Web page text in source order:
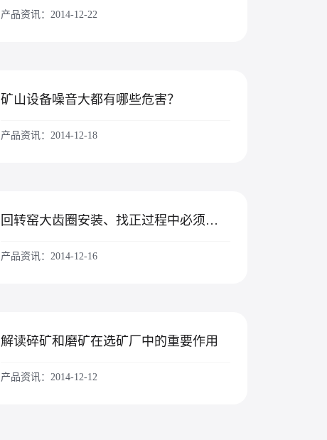
产品资讯：2014-12-22
矿山设备噪音大都有哪些危害？
产品资讯：2014-12-18
回转窑大齿圈安装、找正过程中必须注意的几点
产品资讯：2014-12-16
解读碎矿和磨矿在选矿厂中的重要作用
产品资讯：2014-12-12